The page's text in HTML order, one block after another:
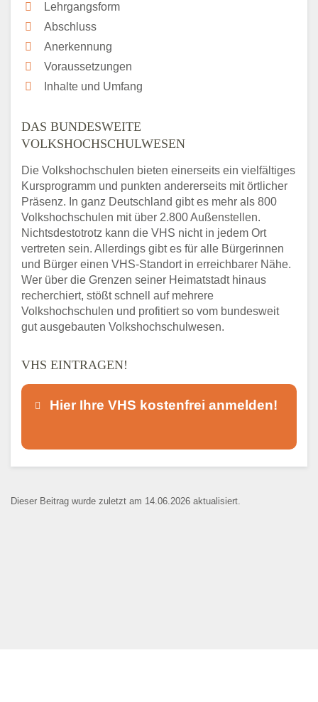
Lehrgangsform
Abschluss
Anerkennung
Voraussetzungen
Inhalte und Umfang
DAS BUNDESWEITE
VOLKSHOCHSCHULWESEN
Die Volkshochschulen bieten einerseits ein vielfältiges
Kursprogramm und punkten andererseits mit örtlicher
Präsenz. In ganz Deutschland gibt es mehr als 800
Volkshochschulen mit über 2.800 Außenstellen.
Nichtsdestotrotz kann die VHS nicht in jedem Ort
vertreten sein. Allerdings gibt es für alle Bürgerinnen
und Bürger einen VHS-Standort in erreichbarer Nähe.
Wer über die Grenzen seiner Heimatstadt hinaus
recherchiert, stößt schnell auf mehrere
Volkshochschulen und profitiert so vom bundesweit
gut ausgebauten Volkshochschulwesen.
VHS EINTRAGEN!
Hier Ihre VHS kostenfrei anmelden!
Kontaktaufnahme und ist nicht
Dieser Beitrag wurde zuletzt am 14.06.2026 aktualisiert.